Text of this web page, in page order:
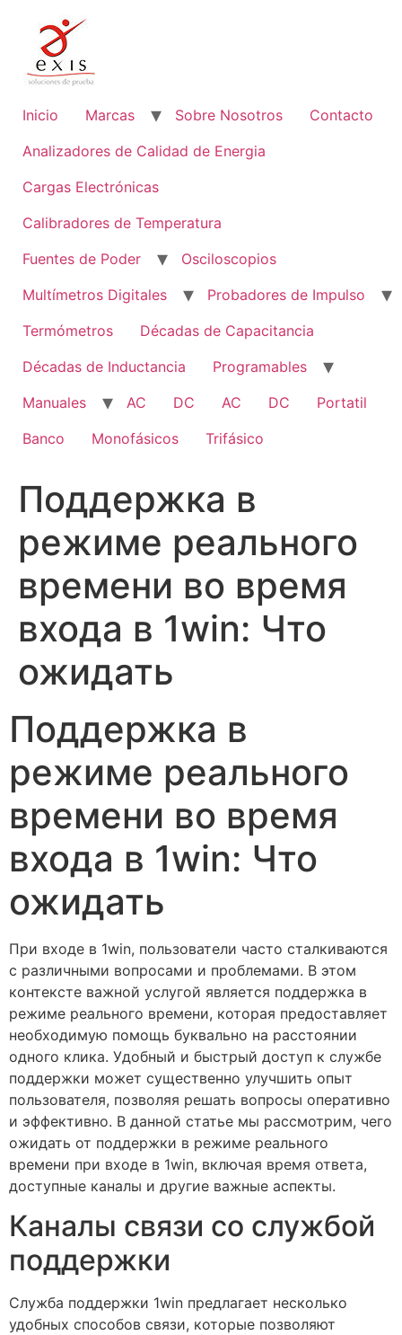
contenido
Inicio Marcas Sobre Nosotros
Contacto
Analizadores de Calidad de Energia
Cargas Electrónicas
Calibradores de Temperatura
Fuentes de Poder
Osciloscopios
Multímetros Digitales
Probadores de Impulso
Termómetros
Décadas de Capacitancia
Décadas de Inductancia
Programables
Manuales
AC DC AC DC
Portatil
Banco
Monofásicos Trifásico
Поддержка в
режиме реального
времени во время
входа в 1win: Что
ожидать
Поддержка в
режиме реального
времени во время
входа в 1win: Что
ожидать
При входе в 1win, пользователи часто сталкиваются
с различными вопросами и проблемами. В этом
контексте важной услугой является поддержка в
режиме реального времени, которая предоставляет
необходимую помощь буквально на расстоянии
одного клика. Удобный и быстрый доступ к службе
поддержки может существенно улучшить опыт
пользователя, позволяя решать вопросы оперативно
и эффективно. В данной статье мы рассмотрим, чего
ожидать от поддержки в режиме реального
времени при входе в 1win, включая время ответа,
доступные каналы и другие важные аспекты.
Каналы связи со службой
поддержки
Служба поддержки 1win предлагает несколько
удобных способов связи, которые позволяют